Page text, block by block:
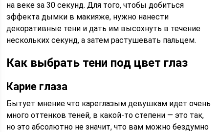
на веке за 30 секунд. Для того, чтобы добиться
эффекта дымки в макияже, нужно нанести
декоративные тени и дать им высохнуть в течение
нескольких секунд, а затем растушевать пальцем.
Как выбрать тени под цвет глаз
Карие глаза
Бытует мнение что кареглазым девушкам идет очень
много оттенков теней, в какой-то степени — это так,
но это абсолютно не значит, что вам можно бездумно